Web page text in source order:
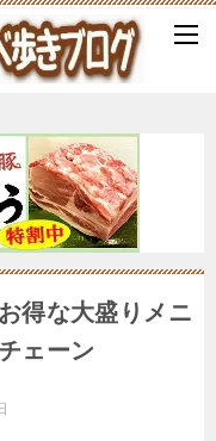
得な大盛りメニ
ェーン